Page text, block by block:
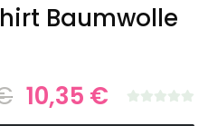
Baumwolle
10,35 €